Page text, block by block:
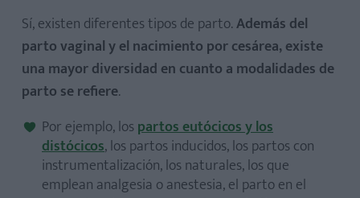
Sí, existen diferentes tipos de parto.Además del
parto vaginal y el nacimiento por cesárea, existe
una mayor diversidad en cuanto a modalidades de
parto se refiere.
Por ejemplo, los partos eutócicos y los
distócicos, los partos inducidos, los partos con
instrumentalización, los naturales, los que
emplean analgesia o anestesia, el parto en el